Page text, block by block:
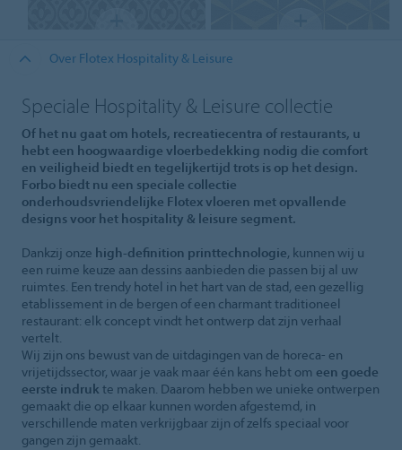
Over Flotex Hospitality & Leisure
Speciale Hospitality & Leisure collectie
Of het nu gaat om hotels, recreatiecentra of restaurants, u
hebt een hoogwaardige vloerbedekking nodig die comfort
en veiligheid biedt en tegelijkertijd trots is op het design.
Forbo biedt nu een speciale collectie
onderhoudsvriendelijke Flotex vloeren met opvallende
designs voor het hospitality & leisure segment.
Dankzij onze high-definition printtechnologie, kunnen wij u
een ruime keuze aan dessins aanbieden die passen bij al uw
ruimtes. Een trendy hotel in het hart van de stad, een gezellig
etablissement in de bergen of een charmant traditioneel
restaurant: elk concept vindt het ontwerp dat zijn verhaal
vertelt.
Wij zijn ons bewust van de uitdagingen van de horeca- en
vrijetijdssector, waar je vaak maar één kans hebt om een goede
eerste indruk te maken. Daarom hebben we unieke ontwerpen
gemaakt die op elkaar kunnen worden afgestemd, in
verschillende maten verkrijgbaar zijn of zelfs speciaal voor
gangen zijn gemaakt.